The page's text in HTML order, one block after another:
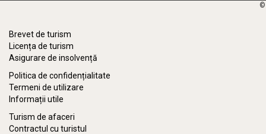
©
Brevet de turism
Licența de turism
Asigurare de insolvență
Politica de confidențialitate
Termeni de utilizare
Informații utile
Turism de afaceri
Contractul cu turistul